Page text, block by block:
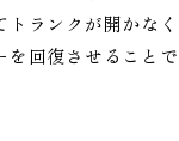
ランクが開かなく
を回復させることで